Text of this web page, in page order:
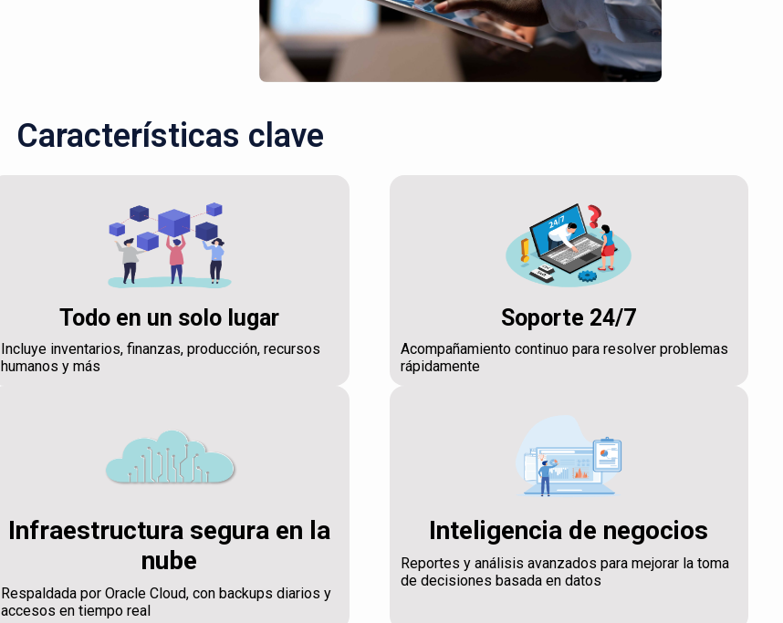
Características clave
Todo en un solo lugar
Incluye inventarios, finanzas, producción, recursos
humanos y más
Soporte 24/7
Acompañamiento continuo para resolver problemas
rápidamente
Infraestructura segura en la
nube
Respaldada por Oracle Cloud, con backups diarios y
accesos en tiempo real
Inteligencia de negocios
Reportes y análisis avanzados para mejorar la toma
de decisiones basada en datos